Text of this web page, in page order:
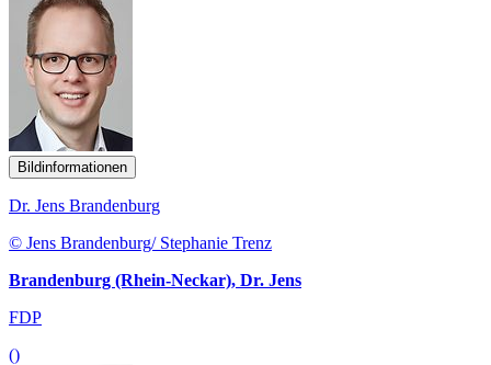
Bildinformationen
Dr. Jens Brandenburg
© Jens Brandenburg/ Stephanie Trenz
Brandenburg (Rhein-Neckar), Dr. Jens
FDP
()